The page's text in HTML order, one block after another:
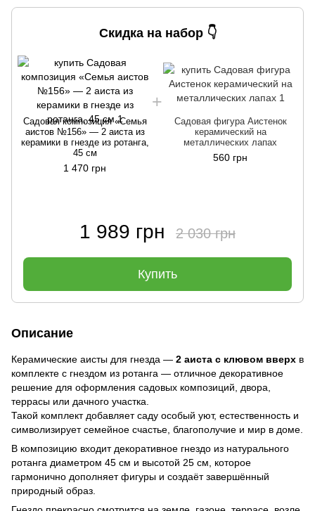
Скидка на набор 👇
Садовая композиция «Семья
аистов №156» — 2 аиста из
керамики в гнезде из ротанга,
45 см
1 470 грн
Садовая фигура Аистенок
керамический на
металлических лапах
560 грн
1 989 грн 2 030 грн
Купить
Описание
Керамические аисты для гнезда — 2 аиста с клювом вверх в
комплекте с гнездом из ротанга — отличное декоративное
решение для оформления садовых композиций, двора,
террасы или дачного участка.
Такой комплект добавляет саду особый уют, естественность и
символизирует семейное счастье, благополучие и мир в доме.
В композицию входит декоративное гнездо из натурального
ротанга диаметром 45 см и высотой 25 см, которое
гармонично дополняет фигуры и создаёт завершённый
природный образ.